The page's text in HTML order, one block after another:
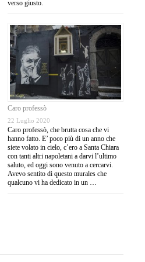
verso giusto.
Caro professò
22 Luglio 2020
Caro professò, che brutta cosa che vi
hanno fatto. E’ poco più di un anno che
siete volato in cielo, c’ero a Santa Chiara
con tanti altri napoletani a darvi l’ultimo
saluto, ed oggi sono venuto a cercarvi.
Avevo sentito di questo murales che
qualcuno vi ha dedicato in un …